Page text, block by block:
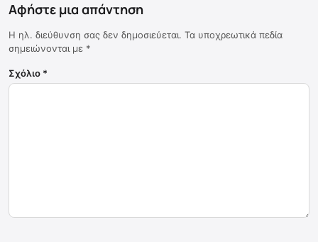
Αφήστε μια απάντηση
Η ηλ. διεύθυνση σας δεν δημοσιεύεται. Τα υποχρεωτικά πεδία
σημειώνονται με *
Σχόλιο *